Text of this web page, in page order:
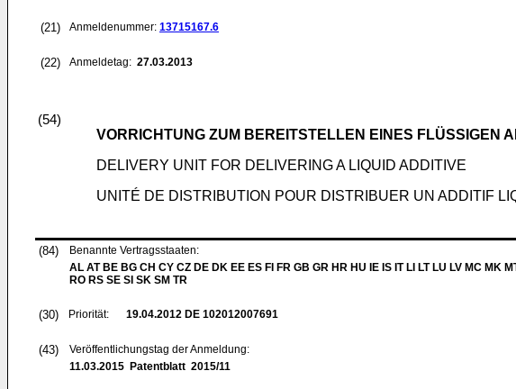
(21) Anmeldenummer: 13715167.6
(22) Anmeldetag: 27.03.2013
(54)
VORRICHTUNG ZUM BEREITSTELLEN EINES FLÜSSIGEN
DELIVERY UNIT FOR DELIVERING A LIQUID ADDITIVE
UNITÉ DE DISTRIBUTION POUR DISTRIBUER UN ADDITIF
(84)
Benannte Vertragsstaaten:
AL AT BE BG CH CY CZ DE DK EE ES FI FR GB GR HR HU IE IS IT LI LT LU LV MC MK
RO RS SE SI SK SM TR
(30) Priorität: 19.04.2012 DE 102012007691
(43)
Veröffentlichungstag der Anmeldung:
11.03.2015 Patentblatt 2015/11